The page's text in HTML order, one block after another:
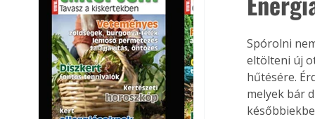
Spórolni
eltölteni új
hűtésére.
melyek bár